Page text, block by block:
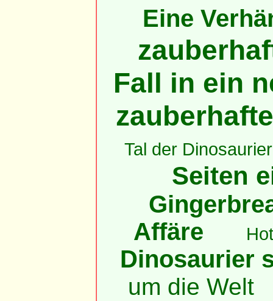
Eine
Fall in ein
Tal der Dinosaurier
Seiten
Affäre
Dinosaurier
um die Welt